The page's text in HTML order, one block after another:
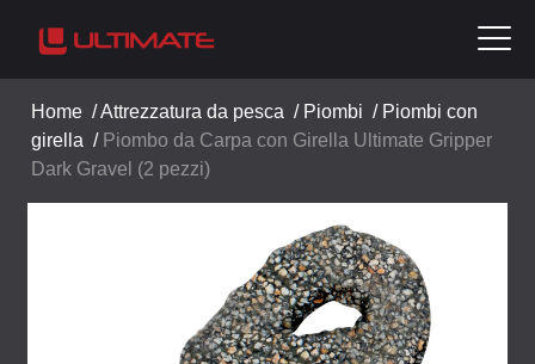
Home /Attrezzatura da pesca / Piombi / Piombi con
girella / Piombo da Carpa con Girella Ultimate Gripper
Dark Gravel (2 pezzi)